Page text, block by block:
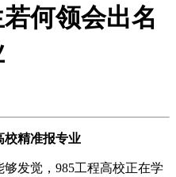
何领会出名
校精准报专业
发觉，985工程高校正在学